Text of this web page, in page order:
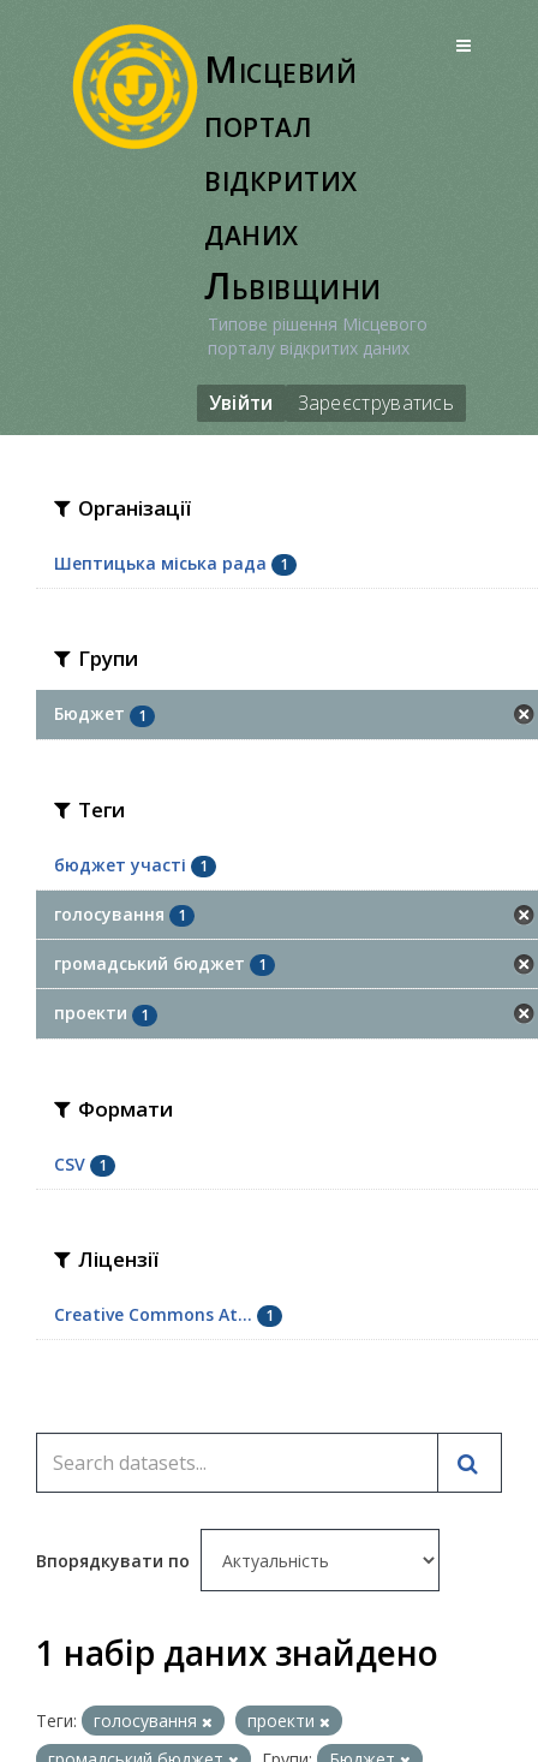
Місцевий
портал
відкритих
даних
Львівщини
Типове рішення Місцевого
порталу відкритих даних
Увійти Зареєструватись
Організації
Шептицька міська рада 1
Групи
Бюджет 1
Теги
бюджет участі 1
голосування 1
громадський бюджет 1
проекти 1
Формати
CSV 1
Ліцензії
Creative Commons At... 1
Впорядкувати по
1 набір даних знайдено
Теги: голосування
проекти